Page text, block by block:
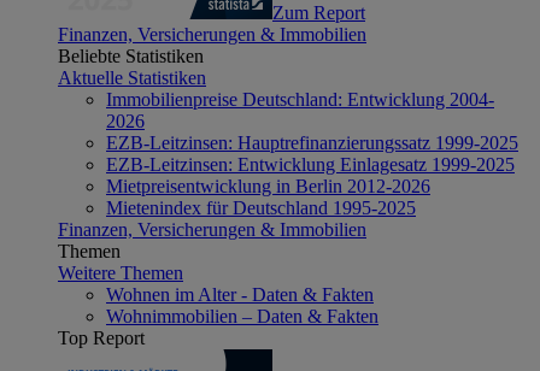
Zum Report
Finanzen, Versicherungen & Immobilien
Beliebte Statistiken
Aktuelle Statistiken
Immobilienpreise Deutschland: Entwicklung 2004-
2026
EZB-Leitzinsen: Hauptrefinanzierungssatz 1999-2025
EZB-Leitzinsen: Entwicklung Einlagesatz 1999-2025
Mietpreisentwicklung in Berlin 2012-2026
Mietenindex für Deutschland 1995-2025
Finanzen, Versicherungen & Immobilien
Themen
Weitere Themen
Wohnen im Alter - Daten & Fakten
Wohnimmobilien – Daten & Fakten
Top Report